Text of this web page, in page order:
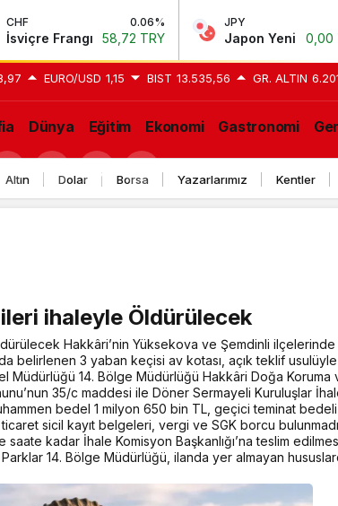
58,72 TRY
JPY
Japon Yeni 0,00 TRY
EURO/USD 1,15 BIST 13.535,56 GR. ALTIN
Dünya Eğitim Ekonomi Gastronomi
Altın Dolar Borsa Yazarlarımız Kentler
ihaleyle Öldürülecek
Hakkâri’nin Yüksekova ve Şemdinli
belirlenen 3 yaban keçisi av kotası, açık teklif usulüyle
Müdürlüğü 14. Bölge Müdürlüğü Hakkâri Doğa Koruma
35/c maddesi ile Döner Sermayeli Kuruluşlar
bedel 1 milyon 650 bin TL, geçici teminat
sicil kayıt belgeleri, vergi ve SGK borcu
saate kadar İhale Komisyon Başkanlığı’na teslim
14. Bölge Müdürlüğü, ilanda yer almayan